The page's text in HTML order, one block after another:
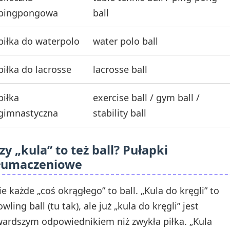
ball
do waterpolo water polo ball
do lacrosse lacrosse ball
exercise ball / gym ball /
stability ball
„kula” to też ball? Pułapki
każde „coś okrągłego” to ball. „Kula do kręgli” to
ball (tu tak), ale już „kula do kręgli” jest
odpowiednikiem niż zwykła piłka. „Kula